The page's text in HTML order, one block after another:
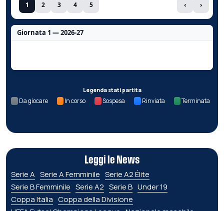
1 2 3 4 5 ‹ ›
Giornata 1 — 2026-27
Legenda stati partita
Da giocare In corso Sospesa Rinviata Terminata
Leggi le News
Serie A Serie A Femminile Serie A2 Élite
Serie B Femminile Serie A2 Serie B Under 19
Coppa Italia Coppa della Divisione